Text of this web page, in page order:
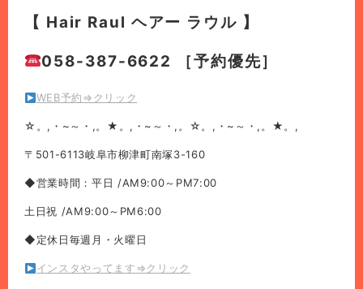
【 Hair Raul ヘアー ラウル 】
058-387-6622 ［予約優先］
WEB予約⇒クリック
☆。,・~～・,。★。,・~～・,。☆。,・~～・,。★。,
〒501-6113岐阜市柳津町南塚3-160
◆営業時間：平日 /AM9:00～PM7:00
土日祝 /AM9:00～PM6:00
◆定休日毎週月・火曜日
インスタやってます⇒クリック